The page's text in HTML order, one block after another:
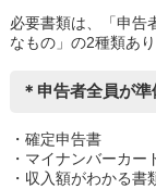
必要書類は、「申告
なもの」の2種類あり
＊申告者全員が
・確定申告書
・マイナンバーカー
・収入額がわかる書